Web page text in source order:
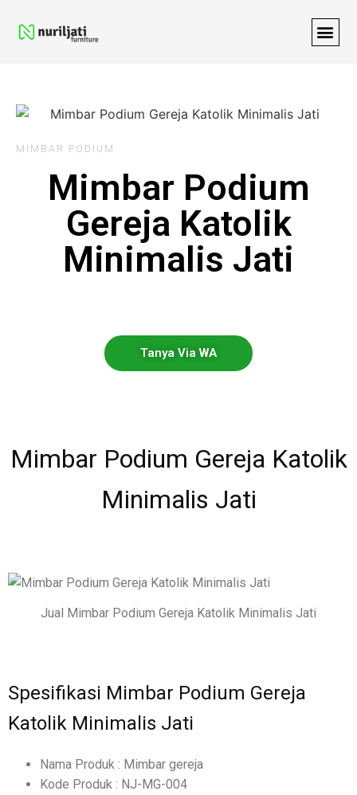
MIMBAR PODIUM
Mimbar Podium
Gereja Katolik
Minimalis Jati
Tanya Via WA
Mimbar Podium Gereja Katolik
Minimalis Jati
Jual Mimbar Podium Gereja Katolik Minimalis Jati
Spesifikasi Mimbar Podium Gereja
Katolik Minimalis Jati
Nama Produk : Mimbar gereja
Kode Produk : NJ-MG-004